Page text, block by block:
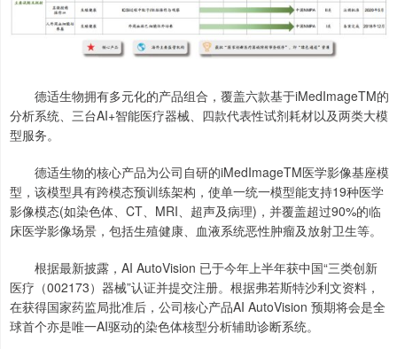
德适生物拥有多元化的产品组合，覆盖六款基于iMedImageTM的
分析系统、三台AI+智能医疗器械、四款代表性试剂耗材以及两类大模
型服务。
德适生物的核心产品为公司自研的iMedImageTM医学影像基座模
型，该模型具有跨模态预训练架构，使单一统一模型能支持19种医学
影像模态(如染色体、CT、MRI、超声及病理)，并覆盖超过90%的临
床医学影像场景，包括生殖健康、血液系统恶性肿瘤及放射卫生等。
根据最新披露，AI AutoVision 已于今年上半年获中国“三类创新
医疗（002173）器械”认证并提交注册。根据弗若斯特沙利文资料，
在获得国家药监局批准后，公司核心产品AI AutoVision 预期将会是全
球首个亦是唯一AI驱动的染色体核型分析辅助诊断系统。